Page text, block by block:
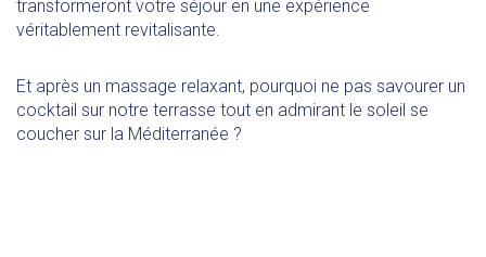
transformeront votre séjour en une expérience
véritablement revitalisante.
Et après un massage relaxant, pourquoi ne pas savourer un
cocktail sur notre terrasse tout en admirant le soleil se
coucher sur la Méditerranée ?